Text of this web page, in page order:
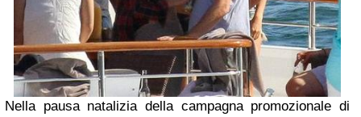
Nella pausa natalizia della campagna promozionale di